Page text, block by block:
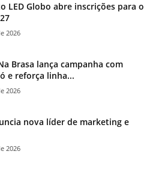
LED Globo abre inscrições para o
2026
Brasa lança campanha com
e reforça linha...
2026
nova líder de marketing e
2026